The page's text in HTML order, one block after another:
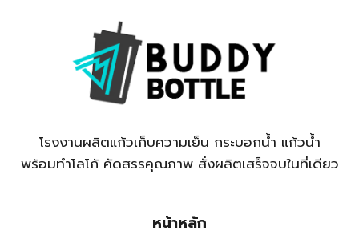
โรงงานผลิตแก้วเก็บความเย็น กระบอกน้ำ แก้วน้ำ
พร้อมทำโลโก้ คัดสรรคุณภาพ สั่งผลิตเสร็จจบในที่เดียว
หน้าหลัก